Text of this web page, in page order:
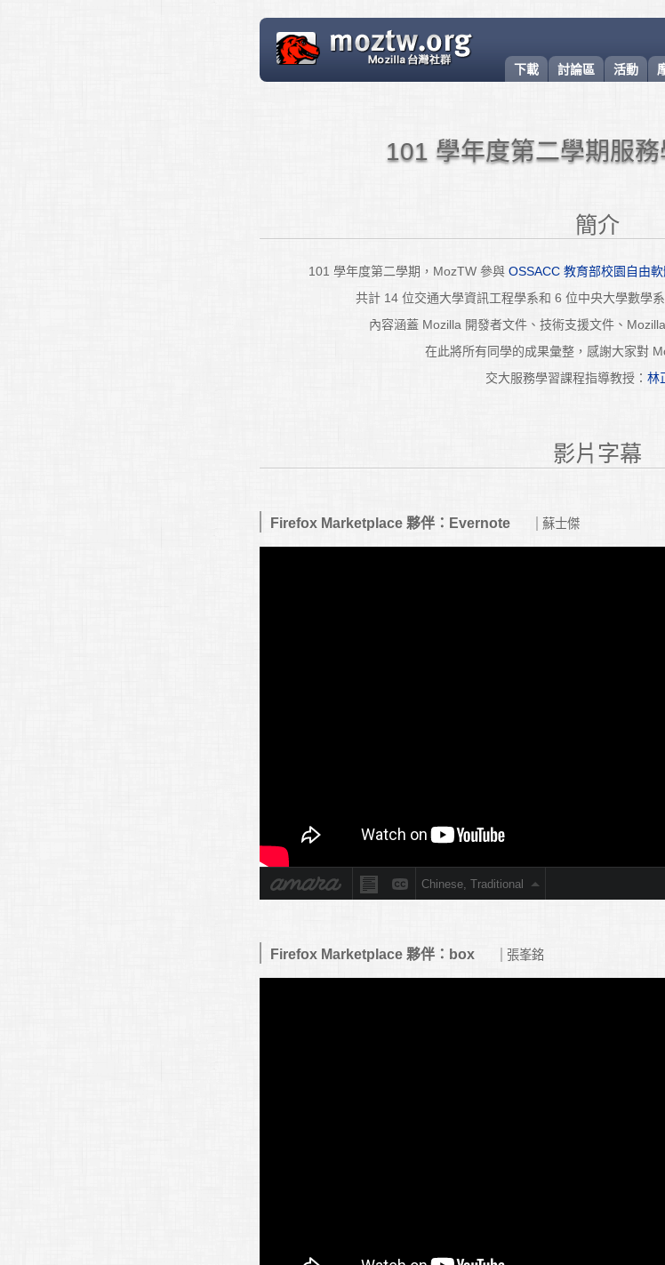
活動
討論區
下載
101 學年度第二學期服
簡介
101 學年度第二學期，MozTW 參與 OSSACC 教育部校園自由
共計 14 位交通大學資訊工程學系和 6 位中央大學數學
內容涵蓋 Mozilla 開發者文件、技術支援文件、
在此將所有同學的成果彙整，感謝大家對
交大服務學習課程指導教授： 林
影片字幕
Firefox Marketplace 夥伴：Evernote 蘇士傑
Firefox Marketplace 夥伴：box 張峯銘